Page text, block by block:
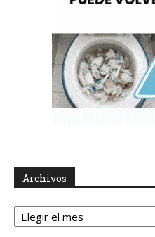
Archivos
Archivos